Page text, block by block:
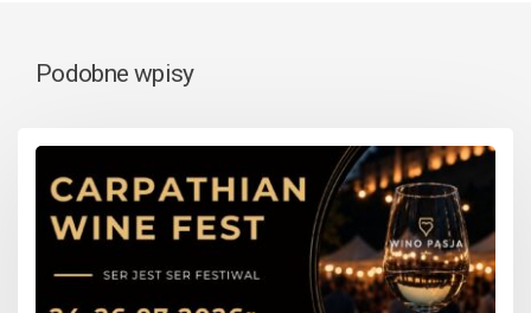
Podobne wpisy